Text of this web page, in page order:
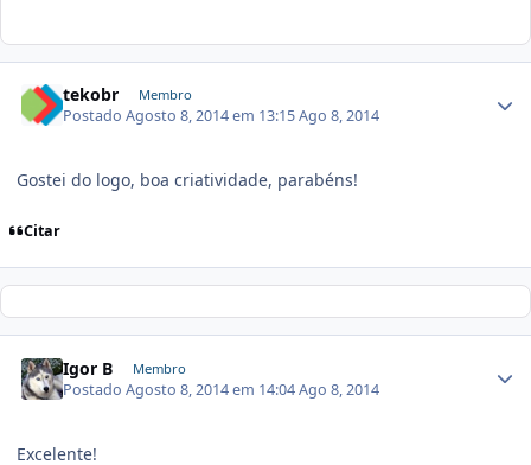
tekobr Membro
PostadoAgosto 8, 2014 em 13:15Ago 8, 2014
Gostei do logo, boa criatividade, parabéns!
Citar
Igor B Membro
PostadoAgosto 8, 2014 em 14:04Ago 8, 2014
Excelente!